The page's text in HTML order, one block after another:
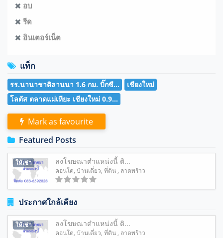
อบ
รีด
อินเตอร์เน็ต
แท็ก
รร.นานาชาติลานนา 1.6 กม. บิ๊กซี...
เชียงใหม่
โลตัส ตลาดแม่เหียะ เชียงใหม่ 0.9...
Mark as favourite
Featured Posts
ให้เช่า ลงโฆษณาตำแหน่งนี้ ติ...
คอนโด, บ้านเดี่ยว, ที่ดิน , ลาดพร้าว
ประกาศใกล้เคียง
ให้เช่า ลงโฆษณาตำแหน่งนี้ ติ...
คอนโด, บ้านเดี่ยว, ที่ดิน , ลาดพร้าว